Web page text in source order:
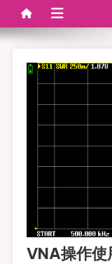
VNA操作